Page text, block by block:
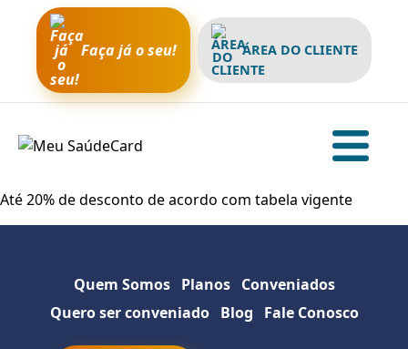
Faça já o seu! ÁREA DO CLIENTE
Até 20% de desconto de acordo com tabela vigente
Quem Somos Planos
Conveniados
Quero ser conveniado
Blog Fale Conosco